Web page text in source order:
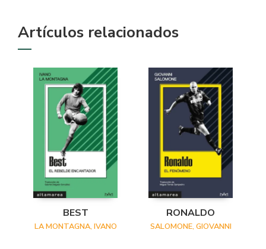
Artículos relacionados
BEST
LA MONTAGNA, IVANO
RONALDO
SALOMONE, GIOVANNI